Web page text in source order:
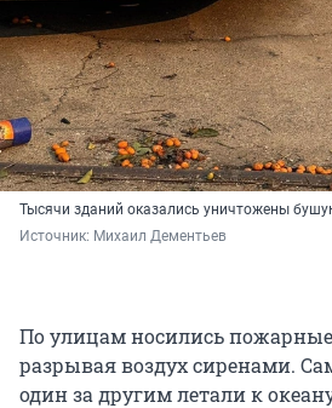
Тысячи зданий оказались уничтожены
Источник: Михаил Дементьев
По улицам носились
разрывая воздух сиренами.
один за другим летали к